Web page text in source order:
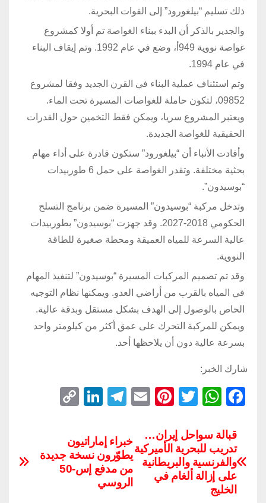
ذلك تسليم “بيلغورود” إلى القوات البحرية.
والجدير بالذكر أن البدء ببناء الغواصة تم أولا كمشروع
غواصة نووية 949أ، وضع في عام 1992. وتم إيقاف البناء
في عام 1994.
وتم استئناف عملية البناء في القرن الجديد وفقا لمشروع
09852، لتكون حاملة للغواصات المسيرة تحت الماء.
ويعتبر المشروع سريا، ويمكن فقط التخمين حول القدرات
الحقيقية للغواصة الجديدة.
وأفادت الأنباء أن “بيلغورود” ستكون قادرة على أداء مهام
بحثية مختلفة. وتقدر الغواصة على حمل 6 طوربيدات
“بوسيدون”.
وتدخل مركبة “بوسيدون” المسيرة ضمن برنامج التسلح
الحكومي 2018-2027. وقد جهزت “بوسيدون” بطوربيدات
عالية السرعة للمياه العميقة ومحطة صغيرة للطاقة
النووية.
وقد تم تصميم المركبات المسيرة “بوسيدون” لتنفيذ المهام
في المياه بالقرب من أراضي العدو. ويمكنها نظام التوجيه
الخاص بالوصول إلى الهدف بشكل مستقل وبدقة عالية.
ويمكن للمركبة التحرك على عمق أكثر من كيلومتر واحد
بسرعة عالية دون أن يلاحظها أحد.
شارك الخبر:
F
c
e
b
o
W
at
s
A
T
tt
er
Pi
er
e
st
E
ail
T
e
gr
a
m
Li
e
dI
y
Li
خبراء إماراتيون
يطوّرون نسخة جديدة
من مدفع إس-50
الروسي
قبالة سواحل إيران…
تدريب للبحرية الأميركية
والفرنسية والبريطانية
على إزالة ألغام في
الخليج